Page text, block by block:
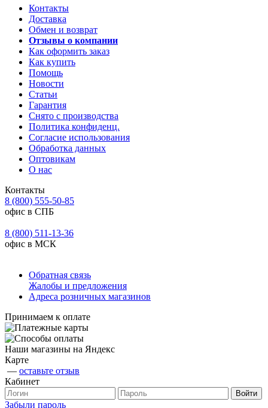
Контакты
Доставка
Обмен и возврат
Отзывы о компании
Как оформить заказ
Как купить
Помощь
Новости
Статьи
Гарантия
Снято с производства
Политика конфиденц.
Согласие использования
Обработка данных
Оптовикам
О нас
Контакты
8 (800) 555-50-85
офис в СПБ
8 (800) 511-13-36
офис в МСК
Обратная связь
Жалобы и предложения
Адреса розничных магазинов
Принимаем к оплате
Наши магазины на Яндекс
Карте
— оставьте отзыв
Кабинет
Забыли пароль